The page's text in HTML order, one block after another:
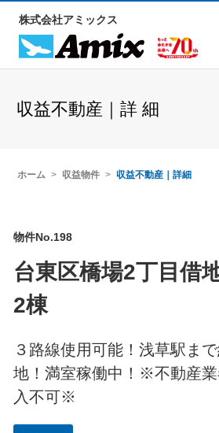
株式会社アミックス
収益不動産｜詳 細
ホーム 収益物件 収益不動産｜詳細
物件No.198
台東区橋場2丁目借
2棟
３路線使用可能！浅草駅ま
地！満室稼働中！※不動産
入不可※